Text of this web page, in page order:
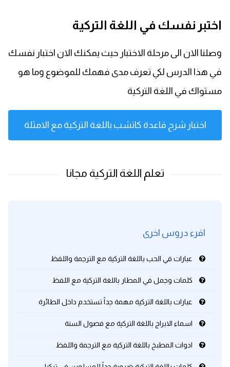
اختبر نفسك في اللغة التركية
وصلنا الان الى مرحلة الاختبار حيث يمكنك الان اختبار نفسك
في هذا الدرس لكي تعرف مدى فهمك للموضوع وما هو
مستواك في اللغة التركية
اختبار شرح قاعدة كاتشب باللغة التركية مع الامثلة
اقرء دروس اخرى
عبارات في الحب باللغة التركية مع الترجمة واللفظ
كلمات وجمل في المطار باللغة التركية مع اللفظ
عبارات باللغة التركية مهمة جداً تستخدم داخل الطائرة
اسماء الابراج باللغة التركية مع فصول السنة
ادوات المطبخ باللغة التركية مع الترجمة واللفظ